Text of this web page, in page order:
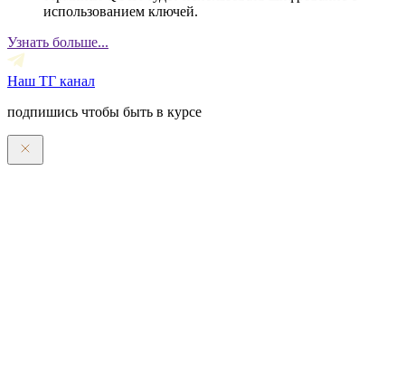
использованием ключей.
Узнать больше...
Наш ТГ канал
подпишись чтобы быть в курсе